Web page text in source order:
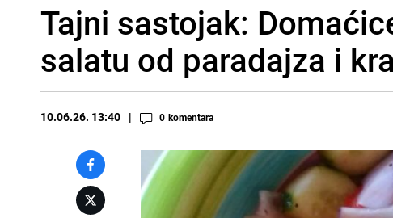
Tajni sastojak:
salatu od paradajza i
10.06.26. 13:40 0 komentara